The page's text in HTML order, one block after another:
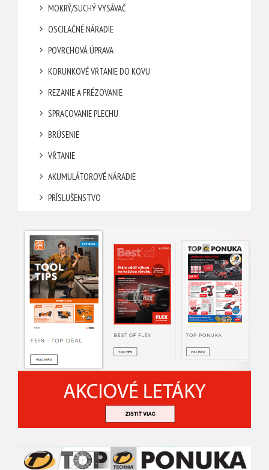
MOKRÝ/SUCHÝ VYSÁVAČ
OSCILAČNÉ NÁRADIE
POVRCHOVÁ ÚPRAVA
KORUNKOVÉ VŔTANIE DO KOVU
REZANIE A FRÉZOVANIE
SPRACOVANIE PLECHU
BRÚSENIE
VŔTANIE
AKUMULÁTOROVÉ NÁRADIE
PRÍSLUŠENSTVO